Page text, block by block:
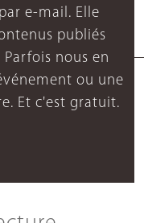
e-mail. Elle
publiés
nous en
ou une
Et c'est gratuit.